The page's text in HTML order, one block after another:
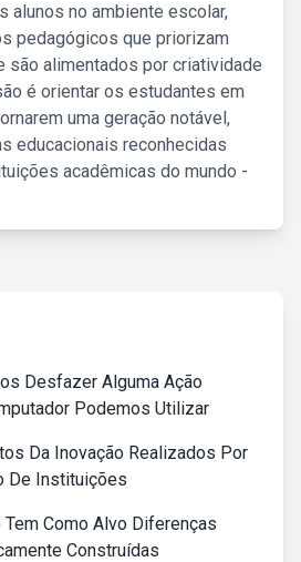
alunos no ambiente escolar,
pedagógicos que priorizam
são alimentados por criatividade
é orientar os estudantes em
uma geração notável,
educacionais reconhecidas
acadêmicas do mundo -
Desfazer Alguma Ação
Podemos Utilizar
Da Inovação Realizados Por
De Instituições
Como Alvo Diferenças
Construídas